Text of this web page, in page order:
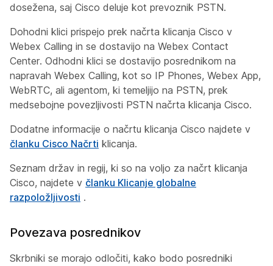
dosežena, saj Cisco deluje kot prevoznik PSTN.
Dohodni klici prispejo prek načrta klicanja Cisco v
Webex Calling in se dostavijo na Webex Contact
Center. Odhodni klici se dostavijo posrednikom na
napravah Webex Calling, kot so IP Phones, Webex App,
WebRTC, ali agentom, ki temeljijo na PSTN, prek
medsebojne povezljivosti PSTN načrta klicanja Cisco.
Dodatne informacije o načrtu klicanja Cisco najdete v
članku Cisco Načrti klicanja.
Seznam držav in regij, ki so na voljo za načrt klicanja
Cisco, najdete v članku Klicanje globalne
razpoložljivosti .
Povezava posrednikov
Skrbniki se morajo odločiti, kako bodo posredniki